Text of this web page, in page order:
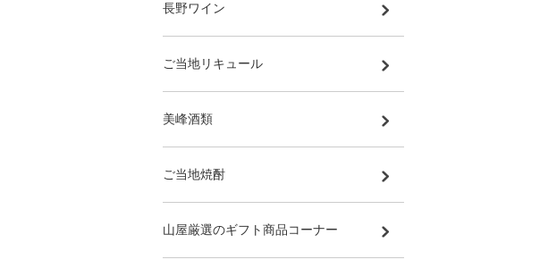
長野ワイン
ご当地リキュール
美峰酒類
ご当地焼酎
山屋厳選のギフト商品コーナー